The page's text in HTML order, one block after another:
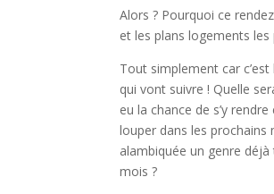
Alors ? Pourquoi ce
et les plans logements
Tout simplement car
qui vont suivre ! Quelle
eu la chance de s’y
louper dans les prochains
alambiquée un genre déjà
mois ?